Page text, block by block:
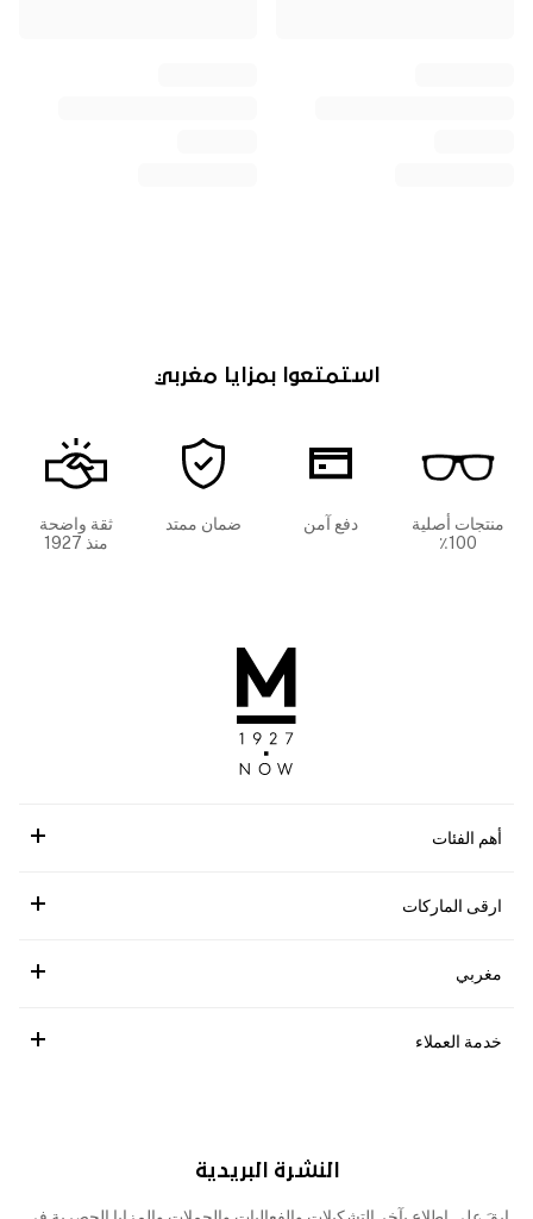
استمتعوا بمزايا مغربي
منتجات أصلية
100٪
دفع آمن ضمان ممتد
ثقة واضحة
منذ 1927
أهم الفئات
ارقى الماركات
مغربي
خدمة العملاء
النشرة البريدية